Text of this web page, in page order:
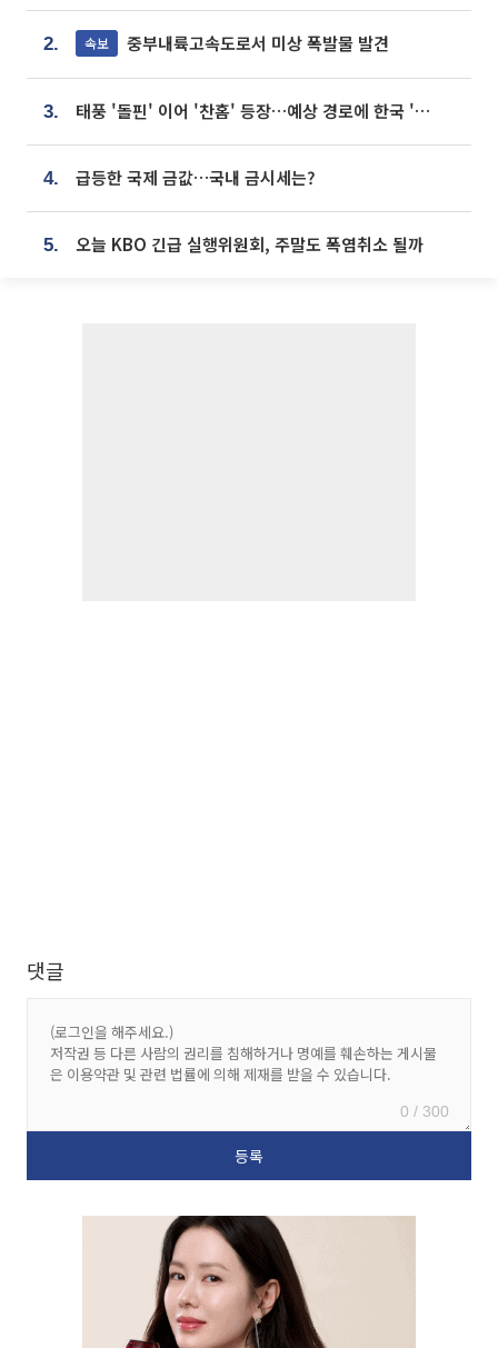
2. 속보 중부내륙고속도로서 미상 폭발물 발견
3. 태풍 '돌핀' 이어 '찬홈' 등장…예상 경로에 한국 '한숨'
4. 급등한 국제 금값…국내 금시세는?
5. 오늘 KBO 긴급 실행위원회, 주말도 폭염취소 될까
댓글
0 / 300